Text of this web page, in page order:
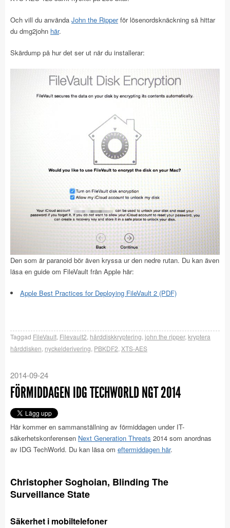
Och vill du använda John the Ripperför lösenordsknäckning så hittar
du dmg2john här.
Skärdump på hur det ser ut när du installerar:
Den som är paranoid bör även kryssa ur den nedre rutan. Du kan även
läsa en guide om FileVault från Apple här:
Apple Best Practices for Deploying FileVault 2 (PDF)
Taggad FileVault Filevault2 hårddiskkryptering john the ripper, kryptera
hårddisken nyckelderivering PBKDF2 XTS-AES
2014-09-24
FÖRMIDDAGEN IDG TECHWORLD NGT 2014
Här kommer en sammanställning av förmiddagen under IT-
säkerhetskonferensen Next Generation Threats 2014 som anordnas
av IDG TechWorld. Du kan läsa om eftermiddagen här.
Christopher Soghoian, Blinding The
Surveillance State
Säkerhet i mobiltelefoner